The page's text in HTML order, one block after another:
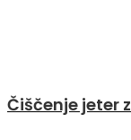
Čiščenje jeter